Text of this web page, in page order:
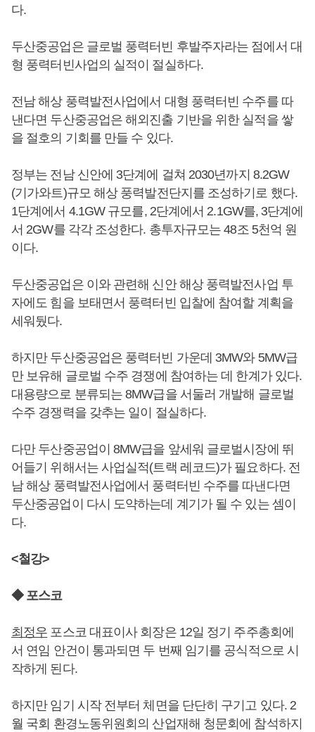
다.
두산중공업은 글로벌 풍력터빈 후발주자라는 점에서 대
형 풍력터빈사업의 실적이 절실하다.
전남 해상 풍력발전사업에서 대형 풍력터빈 수주를 따
낸다면 두산중공업은 해외진출 기반을 위한 실적을 쌓
을 절호의 기회를 만들 수 있다.
정부는 전남 신안에 3단계에 걸쳐 2030년까지 8.2GW
(기가와트)규모 해상 풍력발전단지를 조성하기로 했다.
1단계에서 4.1GW 규모를, 2단계에서 2.1GW를, 3단계에
서 2GW를 각각 조성한다. 총투자규모는 48조 5천억 원
이다.
두산중공업은 이와 관련해 신안 해상 풍력발전사업 투
자에도 힘을 보태면서 풍력터빈 입찰에 참여할 계획을
세워뒀다.
하지만 두산중공업은 풍력터빈 가운데 3MW와 5MW급
만 보유해 글로벌 수주 경쟁에 참여하는 데 한계가 있다.
대용량으로 분류되는 8MW급을 서둘러 개발해 글로벌
수주 경쟁력을 갖추는 일이 절실하다.
다만 두산중공업이 8MW급을 앞세워 글로벌시장에 뛰
어들기 위해서는 사업실적(트랙 레코드)가 필요하다. 전
남 해상 풍력발전사업에서 풍력터빈 수주를 따낸다면
두산중공업이 다시 도약하는데 계기가 될 수 있는 셈이
다.
<철강>
◆ 포스코
최정우 포스코 대표이사 회장은 12일 정기 주주총회에
서 연임 안건이 통과되면 두 번째 임기를 공식적으로 시
작하게 된다.
하지만 임기 시작 전부터 체면을 단단히 구기고 있다. 2
월 국회 환경노동위원회의 산업재해 청문회에 참석하지